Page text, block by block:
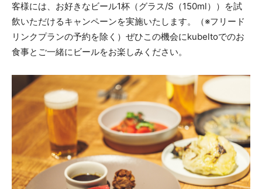
客様には、お好きなビール1杯（グラス/S（150ml））を試
飲いただけるキャンペーンを実施いたします。（※フリード
リンクプランの予約を除く）ぜひこの機会にkubeltoでのお
食事とご一緒にビールをお楽しみください。